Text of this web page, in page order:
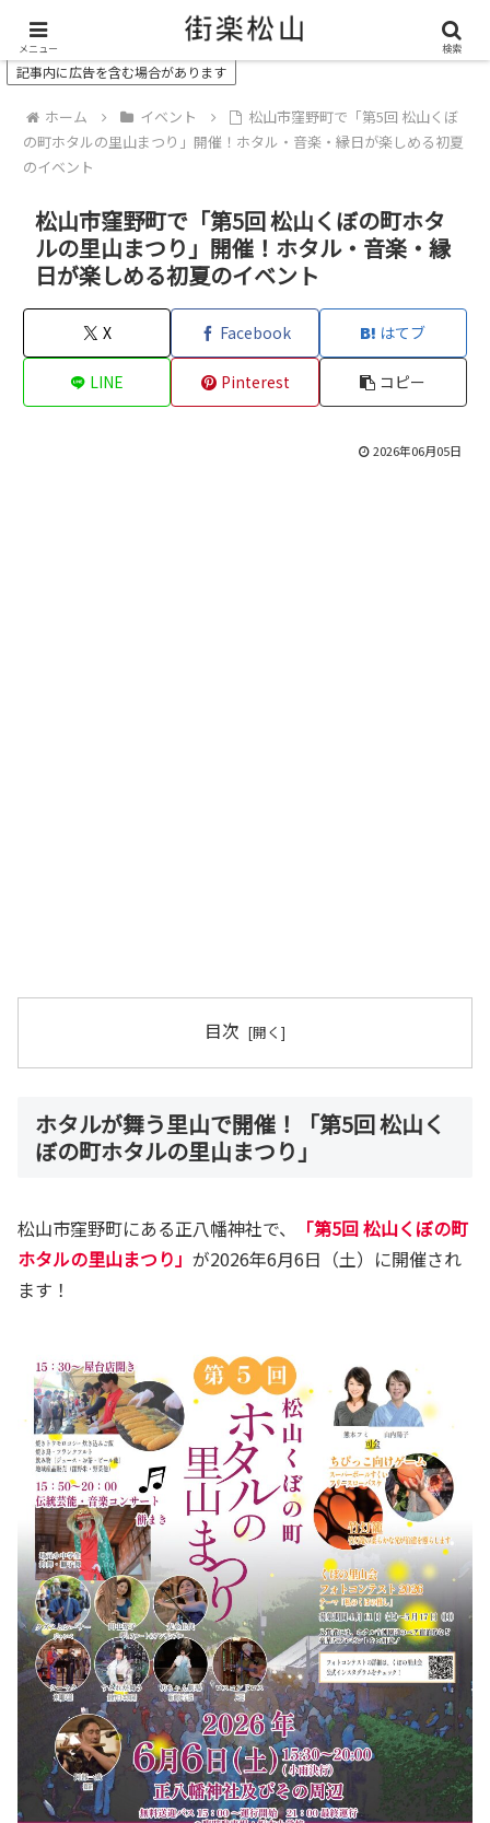
＼ 松山の街を“オモシロク”する地域情報メディア ／
記事内に広告を含む場合があります
ホーム イベント
松山市窪野町で「第5回 松山くぼ
の町ホタルの里山まつり」開催！ホタル・音楽・縁日が楽しめる初夏
のイベント
松山市窪野町で「第5回 松山くぼの町ホタ
ルの里山まつり」開催！ホタル・音楽・縁
日が楽しめる初夏のイベント
X Facebook はてブ
LINE Pinterest コピー
2026年06月05日
目次
ホタルが舞う里山で開催！「第5回 松山く
ぼの町ホタルの里山まつり」
松山市窪野町にある正八幡神社で、
「第5回 松山くぼの町
ホタルの里山まつり」 が2026年6月6日（土）に開催され
ます！
メニュー 検索